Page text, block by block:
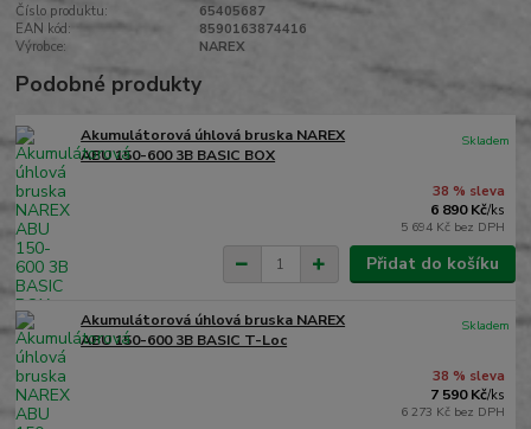
Číslo produktu:
65405687
EAN kód:
8590163874416
Výrobce:
NAREX
Podobné produkty
Akumulátorová úhlová bruska NAREX
ABU 150-600 3B BASIC BOX
38 % sleva
6 890 Kč/ks
5 694 Kč bez DPH
Skladem
Přidat do košíku
Akumulátorová úhlová bruska NAREX
ABU 150-600 3B BASIC T-Loc
38 % sleva
7 590 Kč/ks
6 273 Kč bez DPH
Skladem